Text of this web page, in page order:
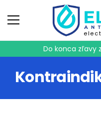
Do konca zľavy